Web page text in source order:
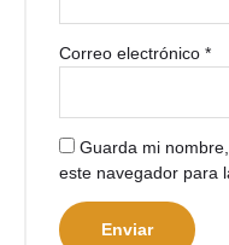
Correo electrónico*
Guarda mi
este navegador para